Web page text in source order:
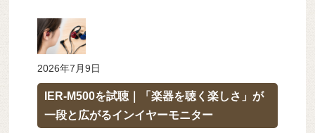
2026年7月9日
IER-M500を試聴｜「楽器を聴く楽しさ」が
一段と広がるインイヤーモニター